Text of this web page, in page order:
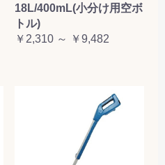
18L/400mL(小分け用空ボ
トル)
￥2,310 ～ ￥9,482